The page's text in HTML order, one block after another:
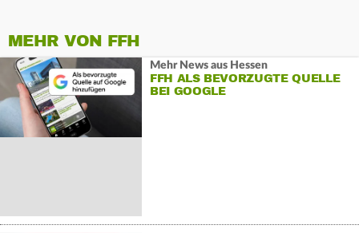
MEHR VON FFH
Mehr News aus Hessen
FFH ALS BEVORZUGTE QUELLE
BEI GOOGLE